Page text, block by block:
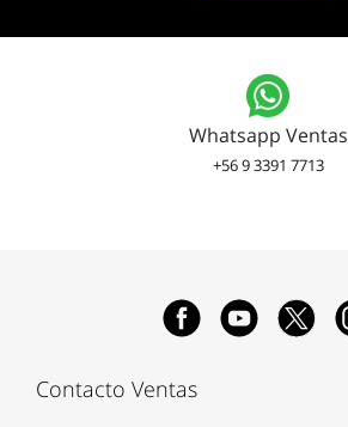
Whatsapp Ventas
+56 9 3391 7713
Contacto Ventas